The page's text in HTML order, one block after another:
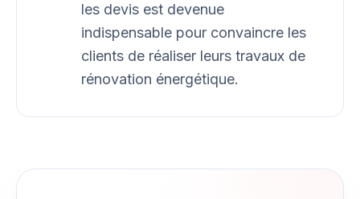
les devis est devenue
indispensable pour convaincre les
clients de réaliser leurs travaux de
rénovation énergétique.